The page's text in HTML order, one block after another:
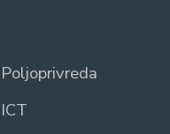
Poljoprivreda
ICT